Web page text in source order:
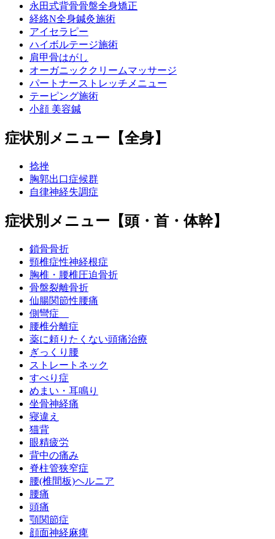
永田式背骨骨盤全身矯正
経絡N全身鍼灸施術
アイセラピー
ハイボルテージ施術
肩甲骨はがし
オーガニッククリームマッサージ
パートナーストレッチメニュー
テーピング施術
小顔 美容鍼
症状別メニュー【全身】
捻挫
胸郭出口症候群
自律神経失調症
症状別メニュー【頭・首・体幹】
鎖骨骨折
頸椎症性神経根症
胸椎・腰椎圧迫骨折
骨盤裂離骨折
仙腸関節性腰痛
側彎症
腰椎分離症
薬に頼りたくない頭痛治療
ぎっくり腰
ストレートネック
すべり症
めまい・耳鳴り
坐骨神経痛
寝違え
猫背
眼精疲労
背中の痛み
脊柱管狭窄症
腰(椎間板)ヘルニア
腰痛
頭痛
顎関節症
顔面神経麻痺